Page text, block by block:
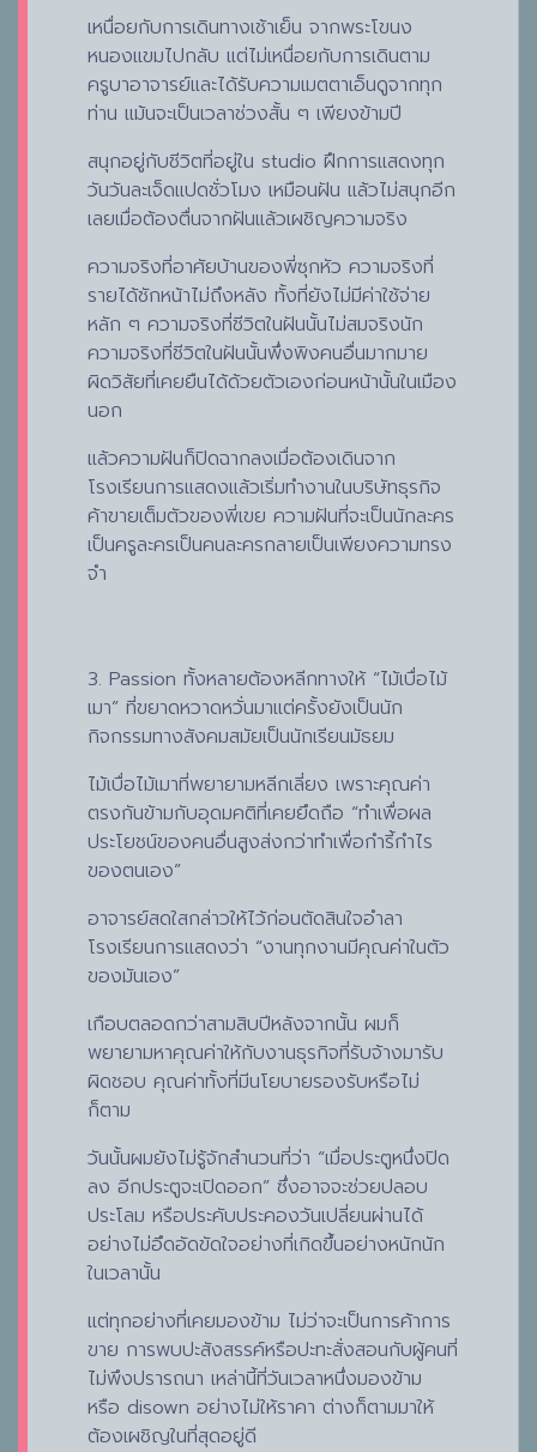
เหนื่อยกับการเดินทางเช้าเย็น จากพระโขนง
หนองแขมไปกลับ แต่ไม่เหนื่อยกับการเดินตาม
ครูบาอาจารย์และได้รับความเมตตาเอ็นดูจากทุก
ท่าน แม้นจะเป็นเวลาช่วงสั้น ๆ เพียงข้ามปี
สนุกอยู่กับชีวิตที่อยู่ใน studio ฝึกการแสดงทุก
วันวันละเจ็ดแปดชั่วโมง เหมือนฝัน แล้วไม่สนุกอีก
เลยเมื่อต้องตื่นจากฝันแล้วเผชิญความจริง
ความจริงที่อาศัยบ้านของพี่ซุกหัว ความจริงที่
รายได้ชักหน้าไม่ถึงหลัง ทั้งที่ยังไม่มีค่าใช้จ่าย
หลัก ๆ ความจริงที่ชีวิตในฝันนั้นไม่สมจริงนัก
ความจริงที่ชีวิตในฝันนั้นพึ่งพิงคนอื่นมากมาย
ผิดวิสัยที่เคยยืนได้ด้วยตัวเองก่อนหน้านั้นในเมือง
นอก
แล้วความฝันก็ปิดฉากลงเมื่อต้องเดินจาก
โรงเรียนการแสดงแล้วเริ่มทำงานในบริษัทธุรกิจ
ค้าขายเต็มตัวของพี่เขย ความฝันที่จะเป็นนักละคร
เป็นครูละครเป็นคนละครกลายเป็นเพียงความทรง
จำ
3. Passion ทั้งหลายต้องหลีกทางให้ “ไม้เบื่อไม้
เมา” ที่ขยาดหวาดหวั่นมาแต่ครั้งยังเป็นนัก
กิจกรรมทางสังคมสมัยเป็นนักเรียนมัธยม
ไม้เบื่อไม้เมาที่พยายามหลีกเลี่ยง เพราะคุณค่า
ตรงกันข้ามกับอุดมคติที่เคยยึดถือ “ทำเพื่อผล
ประโยชน์ของคนอื่นสูงส่งกว่าทำเพื่อกำรี้กำไร
ของตนเอง”
อาจารย์สดใสกล่าวให้ไว้ก่อนตัดสินใจอำลา
โรงเรียนการแสดงว่า “งานทุกงานมีคุณค่าในตัว
ของมันเอง”
เกือบตลอดกว่าสามสิบปีหลังจากนั้น ผมก็
พยายามหาคุณค่าให้กับงานธุรกิจที่รับจ้างมารับ
ผิดชอบ คุณค่าทั้งที่มีนโยบายรองรับหรือไม่
ก็ตาม
วันนั้นผมยังไม่รู้จักสำนวนที่ว่า “เมื่อประตูหนึ่งปิด
ลง อีกประตูจะเปิดออก” ซึ่งอาจจะช่วยปลอบ
ประโลม หรือประคับประคองวันเปลี่ยนผ่านได้
อย่างไม่อึดอัดขัดใจอย่างที่เกิดขึ้นอย่างหนักนัก
ในเวลานั้น
แต่ทุกอย่างที่เคยมองข้าม ไม่ว่าจะเป็นการค้าการ
ขาย การพบปะสังสรรค์หรือปะทะสั่งสอนกับผู้คนที่
ไม่พึงปรารถนา เหล่านี้ที่วันเวลาหนึ่งมองข้าม
หรือ disown อย่างไม่ให้ราคา ต่างก็ตามมาให้
ต้องเผชิญในที่สุดอยู่ดี